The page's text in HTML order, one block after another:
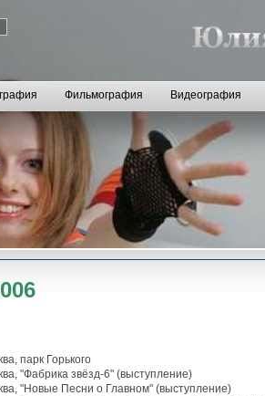
Фильмография Видеография
парк Горького
"Фабрика звёзд-6" (выступление)
"Новые Песни о Главном" (выступление)